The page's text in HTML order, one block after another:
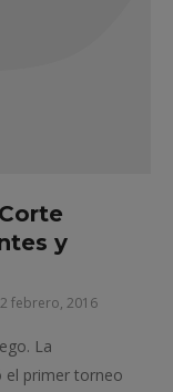
y
2 febrero, 2016
La
el primer torneo